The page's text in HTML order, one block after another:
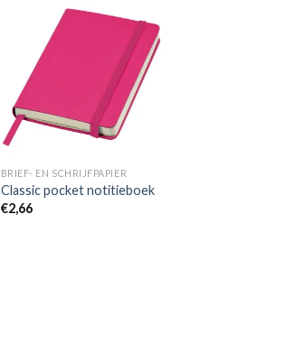
Toevoegen
aan
wenslijst
BRIEF- EN SCHRIJFPAPIER
Classic pocket notitieboek
€2,66